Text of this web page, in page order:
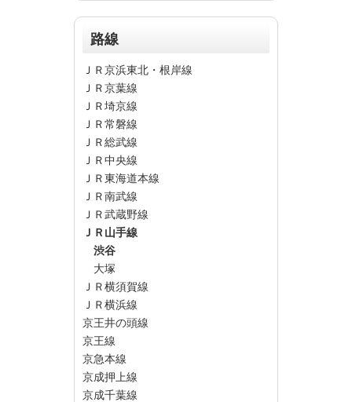
路線
ＪＲ京浜東北・根岸線
ＪＲ京葉線
ＪＲ埼京線
ＪＲ常磐線
ＪＲ総武線
ＪＲ中央線
ＪＲ東海道本線
ＪＲ南武線
ＪＲ武蔵野線
ＪＲ山手線
渋谷
大塚
ＪＲ横須賀線
ＪＲ横浜線
京王井の頭線
京王線
京急本線
京成押上線
京成千葉線